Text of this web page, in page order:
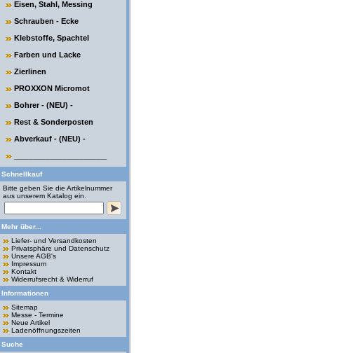
Eisen, Stahl, Messing
Schrauben - Ecke
Klebstoffe, Spachtel
Farben und Lacke
Zierlinen
PROXXON Micromot
Bohrer - (NEU) -
Rest & Sonderposten
Abverkauf - (NEU) -
Schnellkauf
Bitte geben Sie die Artikelnummer
aus unserem Katalog ein.
Mehr über...
Liefer- und Versandkosten
Privatsphäre und Datenschutz
Unsere AGB's
Impressum
Kontakt
Widerrufsrecht & Widerruf
Informationen
Sitemap
Messe - Termine
Neue Artikel
Ladenöffnungszeiten
Suche